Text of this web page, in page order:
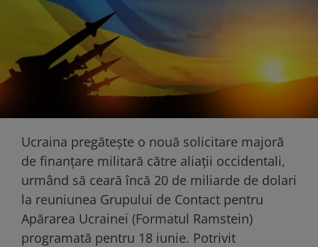
Ucraina pregătește o nouă solicitare majoră
de finanțare militară către aliații occidentali,
urmând să ceară încă 20 de miliarde de dolari
la reuniunea Grupului de Contact pentru
Apărarea Ucrainei (Formatul Ramstein)
programată pentru 18 iunie. Potrivit